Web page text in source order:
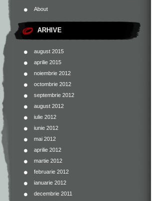
About
ARHIVE
august 2015
aprilie 2015
noiembrie 2012
octombrie 2012
septembrie 2012
august 2012
iulie 2012
iunie 2012
mai 2012
aprilie 2012
martie 2012
februarie 2012
ianuarie 2012
decembrie 2011